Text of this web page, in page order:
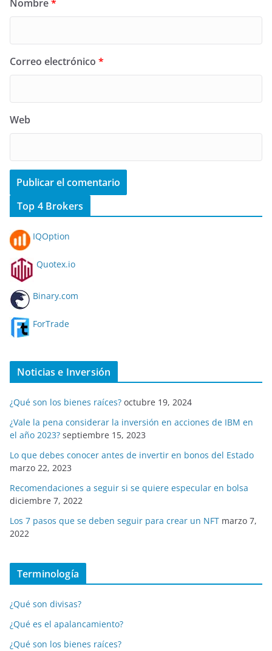
Nombre*
Correo electrónico *
Web
Top 4 Brokers
IQOption
Quotex.io
Binary.com
ForTrade
Noticias e Inversión
¿Qué son los bienes raíces? octubre 19, 2024
¿Vale la pena considerar la inversión en acciones de IBM en
el año 2023? septiembre 15, 2023
Lo que debes conocer antes de invertir en bonos del Estado
marzo 22, 2023
Recomendaciones a seguir si se quiere especular en bolsa
diciembre 7, 2022
Los 7 pasos que se deben seguir para crear un NFT marzo 7,
2022
Terminología
¿Qué son divisas?
¿Qué es el apalancamiento?
¿Qué son los bienes raíces?